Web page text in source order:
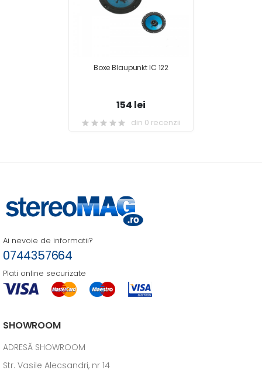
Boxe Blaupunkt IC 122
154 lei
din 0 recenzii
Ai nevoie de informatii?
0744357664
Plati online securizate
SHOWROOM
ADRESĂ SHOWROOM
Str. Vasile Alecsandri, nr 14